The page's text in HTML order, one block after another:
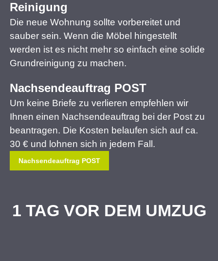
Reinigung
Die neue Wohnung sollte vorbereitet und
sauber sein. Wenn die Möbel hingestellt
werden ist es nicht mehr so einfach eine solide
Grundreinigung zu machen.
Nachsendeauftrag POST
Um keine Briefe zu verlieren empfehlen wir
Ihnen einen Nachsendeauftrag bei der Post zu
beantragen. Die Kosten belaufen sich auf ca.
30 € und lohnen sich in jedem Fall.
Nachsendeauftrag POST
1 TAG VOR DEM UMZUG